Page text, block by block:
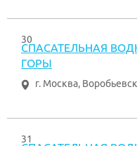
30
СПАСАТЕЛЬНАЯ
ГОРЫ
г. Москва,
31